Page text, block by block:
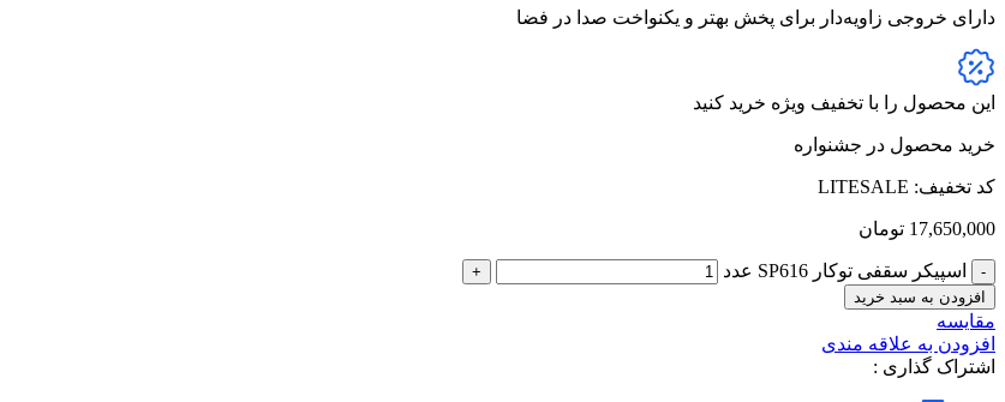
دارای خروجی زاویه‌دار برای پخش بهتر و یکنواخت صدا در فضا
این محصول را با تخفیف ویژه خرید کنید
خرید محصول در جشنواره
کد تخفیف: LITESALE
17,650,000 تومان
اسپیکر سقفی توکار SP616 عدد
افزودن به سبد خرید
مقایسه
افزودن به علاقه مندی
اشتراک گذاری :